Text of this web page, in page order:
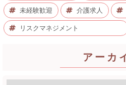
未経験歓迎 介護求人
リスクマネジメント
アーカ